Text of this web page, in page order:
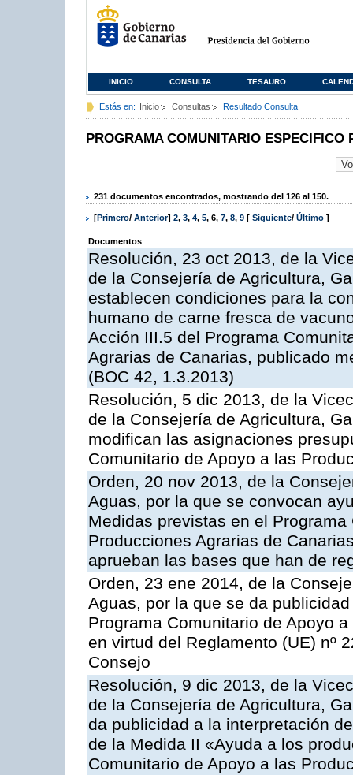
INICIO CONSULTA TESAURO
Estás en: Inicio Consultas Resultado Consulta
PROGRAMA COMUNITARIO ESPECIFICO
231 documentos encontrados, mostrando del 126 al 150.
[Primero/ Anterior] 2, 3, 4, 5, 6, 7, 8, 9 [ Siguiente/ Último ]
Documentos
Resolución, 23 oct 2013, de la
de la Consejería de Agricultura,
establecen condiciones para la
humano de carne fresca de
Acción III.5 del Programa
Agrarias de Canarias, publicado
(BOC 42, 1.3.2013)
Resolución, 5 dic 2013, de la
de la Consejería de Agricultura,
modifican las asignaciones
Comunitario de Apoyo a las
Orden, 20 nov 2013, de la
Aguas, por la que se convocan
Medidas previstas en el
Producciones Agrarias de
aprueban las bases que han de
Orden, 23 ene 2014, de la
Aguas, por la que se da
Programa Comunitario de Apoyo
en virtud del Reglamento (UE) nº
Consejo
Resolución, 9 dic 2013, de la
de la Consejería de Agricultura,
da publicidad a la interpretación
de la Medida II «Ayuda a los
Comunitario de Apoyo a las